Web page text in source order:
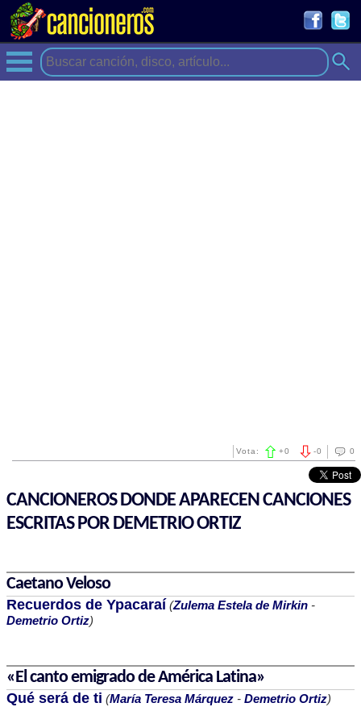
0
-0
Vota: +0
CANCIONEROS DONDE APARECEN CANCIONES
ESCRITAS POR DEMETRIO ORTIZ
Caetano Veloso
Recuerdos de Ypacaraí (Zulema Estela de Mirkin -
Demetrio Ortiz)
«El canto emigrado de América Latina»
Qué será de ti (María Teresa Márquez - Demetrio Ortiz)